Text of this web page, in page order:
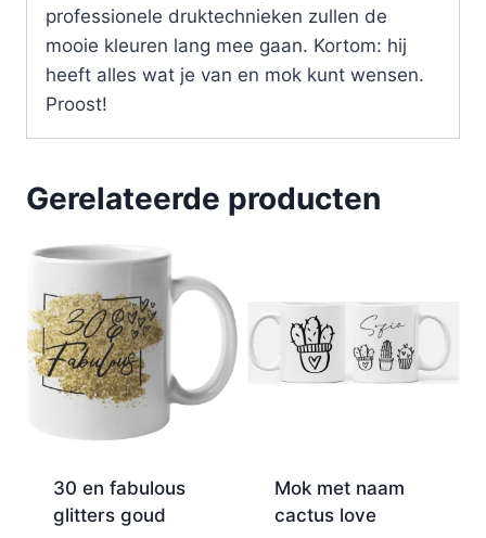
professionele druktechnieken zullen de
mooie kleuren lang mee gaan. Kortom: hij
heeft alles wat je van en mok kunt wensen.
Proost!
Gerelateerde producten
30 en fabulous
glitters goud
Mok met naam
cactus love